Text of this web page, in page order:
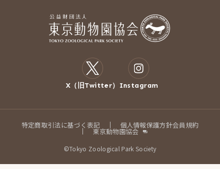
X（旧Twitter） Instagram
特定商取引法に基づく表記 個人情報保護方針会員規約
東京動物園協会
©Tokyo Zoological Park Society